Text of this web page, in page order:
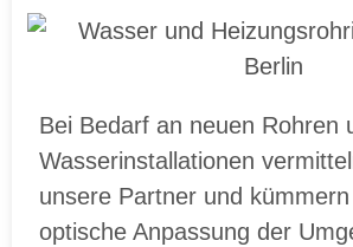
Bei Bedarf an neuen Rohren
Wasserinstallationen
unsere Partner und
optische Anpassung der